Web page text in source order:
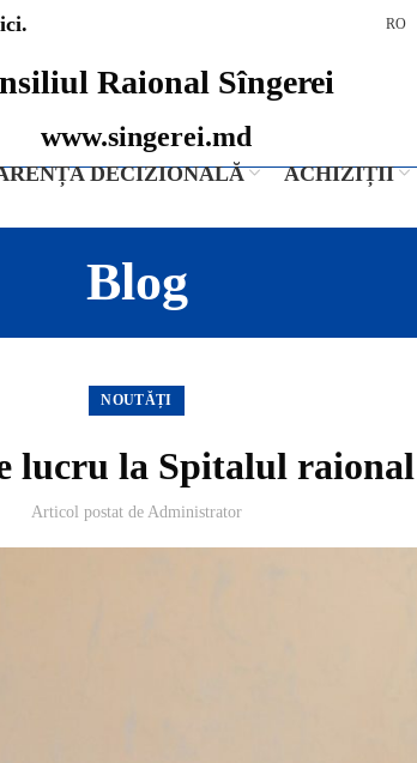
RO
Raional Sîngerei
www.singerei.md
DECIZIONALĂ ACHIZIȚII
Blog
NOUTĂȚI
lucru la Spitalul
Articol postat de Administrator